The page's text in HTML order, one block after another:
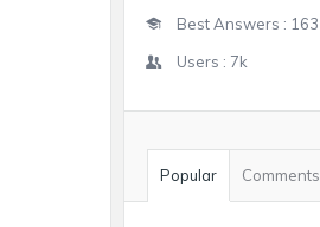
Best Answers : 163
Users : 7k
Popular Comments